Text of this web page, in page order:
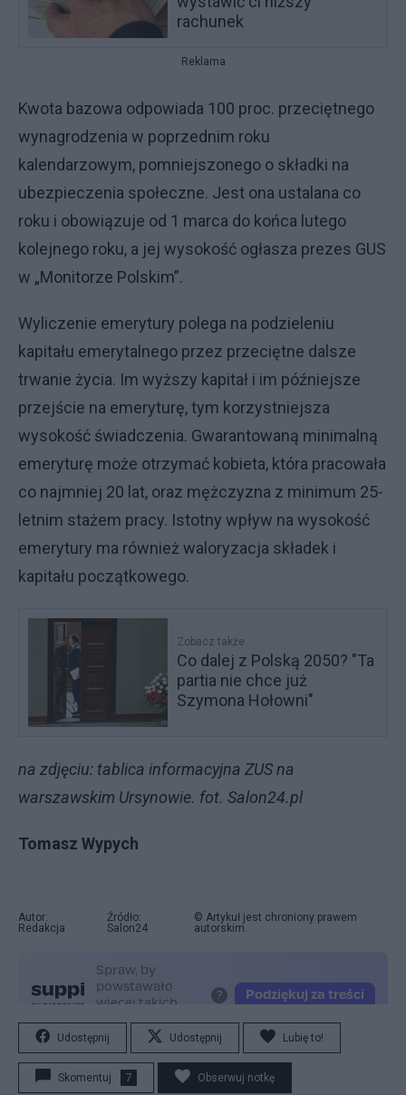
rachunek
Reklama
Kwota bazowa odpowiada 100 proc. przeciętnego
wynagrodzenia w poprzednim roku
kalendarzowym, pomniejszonego o składki na
ubezpieczenia społeczne. Jest ona ustalana co
roku i obowiązuje od 1 marca do końca lutego
kolejnego roku, a jej wysokość ogłasza prezes GUS
w „Monitorze Polskim”.
Wyliczenie emerytury polega na podzieleniu
kapitału emerytalnego przez przeciętne dalsze
trwanie życia. Im wyższy kapitał i im późniejsze
przejście na emeryturę, tym korzystniejsza
wysokość świadczenia. Gwarantowaną minimalną
emeryturę może otrzymać kobieta, która pracowała
co najmniej 20 lat, oraz mężczyzna z minimum 25-
letnim stażem pracy. Istotny wpływ na wysokość
emerytury ma również waloryzacja składek i
kapitału początkowego.
Zobacz także
Co dalej z Polską 2050? "Ta
partia nie chce już
Szymona Hołowni"
na zdjęciu: tablica informacyjna ZUS na
warszawskim Ursynowie. fot. Salon24.pl
Tomasz Wypych
Autor:
Redakcja
Źródło:
Salon24
© Artykuł jest chroniony prawem
autorskim.
Udostępnij Udostępnij Lubię to!
Skomentuj 7 Obserwuj notkę